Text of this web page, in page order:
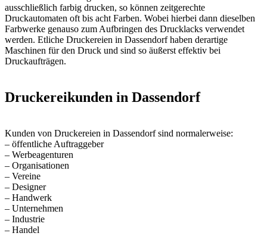
ausschließlich farbig drucken, so können zeitgerechte
Druckautomaten oft bis acht Farben. Wobei hierbei dann dieselben
Farbwerke genauso zum Aufbringen des Drucklacks verwendet
werden. Etliche Druckereien in Dassendorf haben derartige
Maschinen für den Druck und sind so äußerst effektiv bei
Druckaufträgen.
Druckereikunden in Dassendorf
Kunden von Druckereien in Dassendorf sind normalerweise:
– öffentliche Auftraggeber
– Werbeagenturen
– Organisationen
– Vereine
– Designer
– Handwerk
– Unternehmen
– Industrie
– Handel